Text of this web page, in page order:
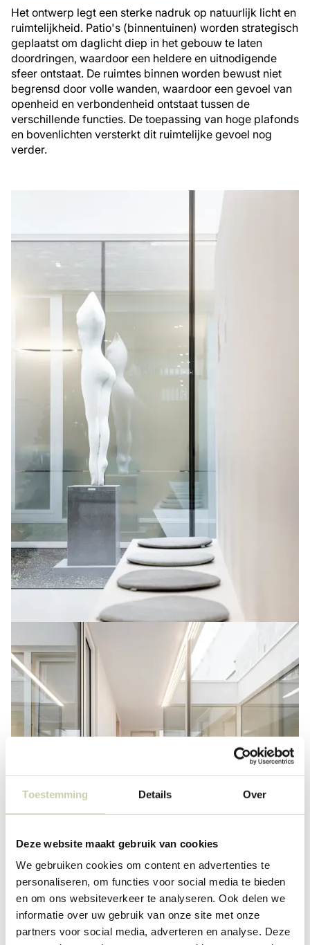
Toestemming Details Over
Deze website maakt gebruik van cookies
We gebruiken cookies om content en advertenties te
personaliseren, om functies voor social media te bieden
en om ons websiteverkeer te analyseren. Ook delen we
informatie over uw gebruik van onze site met onze
partners voor social media, adverteren en analyse. Deze
Het ontwerp legt een sterke nadruk op natuurlijk licht en
ruimtelijkheid. Patio's (binnentuinen) worden strategisch
geplaatst om daglicht diep in het gebouw te laten
doordringen, waardoor een heldere en uitnodigende
sfeer ontstaat. De ruimtes binnen worden bewust niet
begrensd door volle wanden, waardoor een gevoel van
openheid en verbondenheid ontstaat tussen de
verschillende functies. De toepassing van hoge plafonds
en bovenlichten versterkt dit ruimtelijke gevoel nog
verder.